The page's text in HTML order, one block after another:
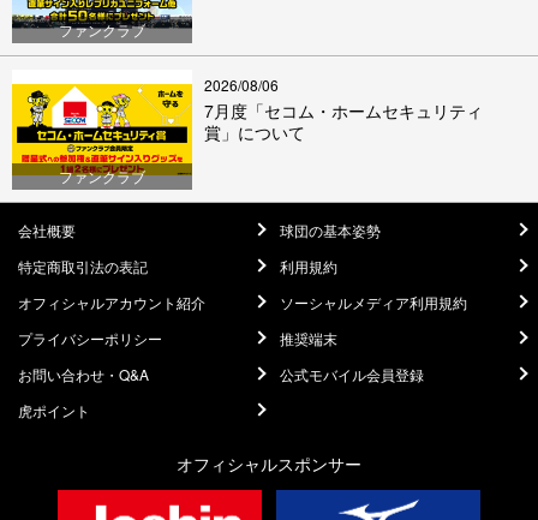
ファンクラブ
ファンクラブ
2026/08/06
7月度「セコム・ホームセキュリティ
賞」について
会社概要
球団の基本姿勢
特定商取引法の表記
利用規約
オフィシャルアカウント紹介
ソーシャルメディア利用規約
プライバシーポリシー
推奨端末
お問い合わせ・Q&A
公式モバイル会員登録
虎ポイント
オフィシャルスポンサー